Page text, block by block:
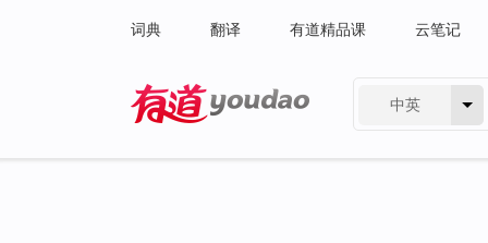
词典 翻译 有道精品课 云笔记
中英